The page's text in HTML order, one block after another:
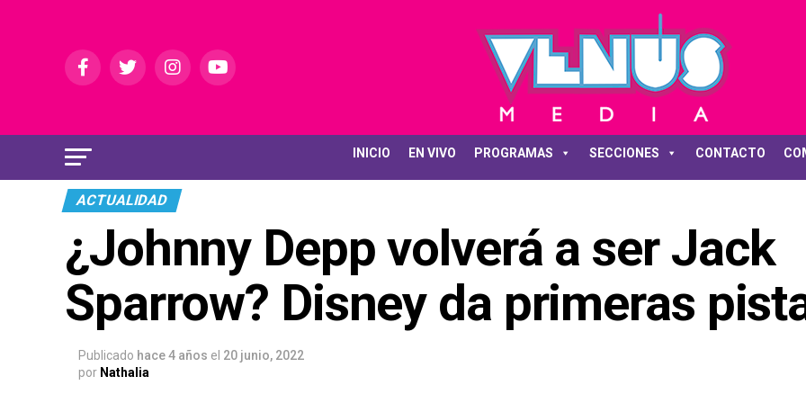
INICIO EN VIVO PROGRAMAS SECCIONES CONTACTO
ACTUALIDAD
¿Johnny Depp volverá a ser Jack
Sparrow? Disney da primeras
Publicado hace 4 años el 20 junio, 2022
por Nathalia